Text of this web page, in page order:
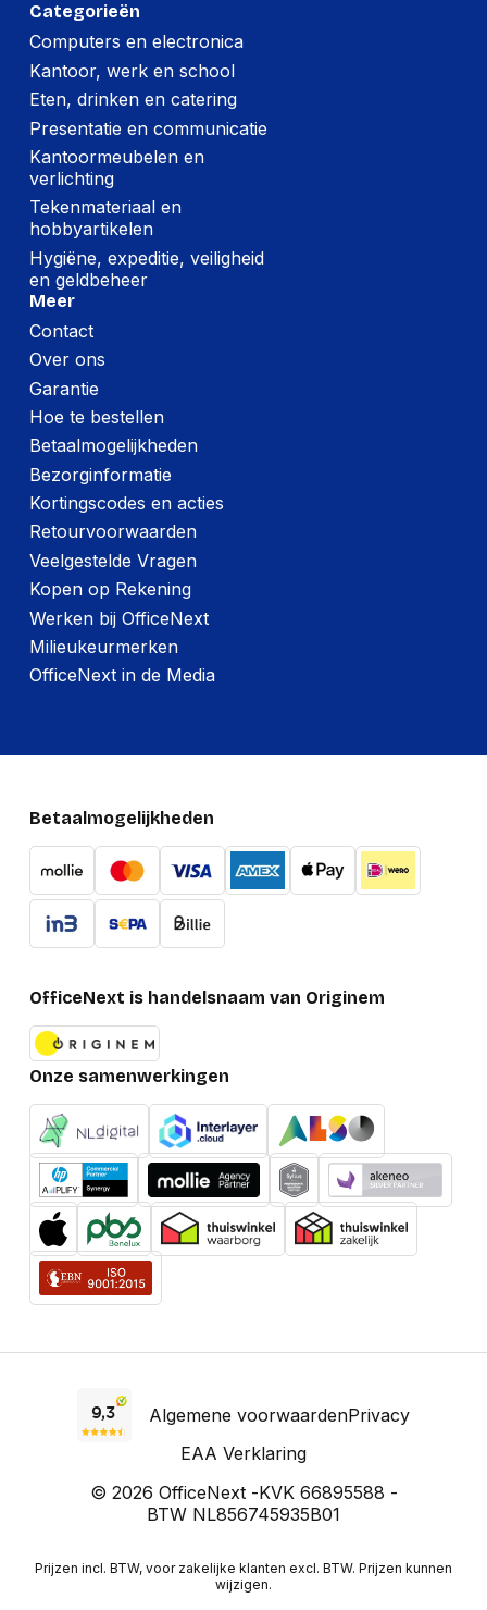
Categorieën
Computers en electronica
Kantoor, werk en school
Eten, drinken en catering
Presentatie en communicatie
Kantoormeubelen en
verlichting
Tekenmateriaal en
hobbyartikelen
Hygiëne, expeditie, veiligheid
en geldbeheer
Meer
Contact
Over ons
Garantie
Hoe te bestellen
Betaalmogelijkheden
Bezorginformatie
Kortingscodes en acties
Retourvoorwaarden
Veelgestelde Vragen
Kopen op Rekening
Werken bij OfficeNext
Milieukeurmerken
OfficeNext in de Media
Betaalmogelijkheden
OfficeNext is handelsnaam van Originem
Onze samenwerkingen
Algemene voorwaardenPrivacy
EAA Verklaring
© 2026 OfficeNext -KVK 66895588 -
BTW NL856745935B01
Prijzen incl. BTW, voor zakelijke klanten excl. BTW. Prijzen kunnen
wijzigen.